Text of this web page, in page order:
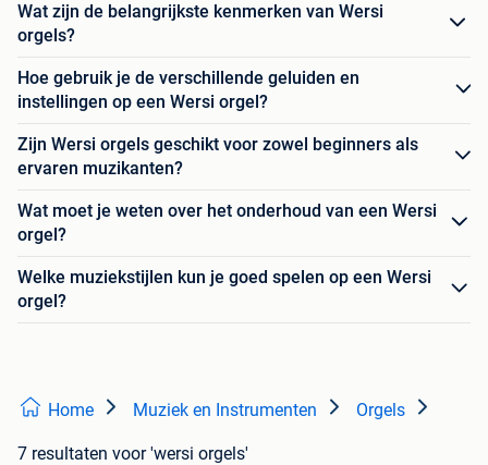
Wat zijn de belangrijkste kenmerken van Wersi
orgels?
Hoe gebruik je de verschillende geluiden en
instellingen op een Wersi orgel?
Zijn Wersi orgels geschikt voor zowel beginners als
ervaren muzikanten?
Wat moet je weten over het onderhoud van een Wersi
orgel?
Welke muziekstijlen kun je goed spelen op een Wersi
orgel?
Home Muziek en Instrumenten Orgels
7 resultaten voor 'wersi orgels'